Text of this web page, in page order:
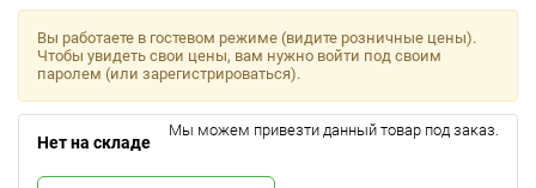
Вы работаете в гостевом режиме (видите розничные цены).
Чтобы увидеть свои цены, вам нужно войти под своим
паролем (или зарегистрироваться).
Нет на складе
Мы можем привезти данный товар под заказ.